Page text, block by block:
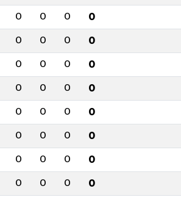
0 0 0 0
0 0 0 0
0 0 0 0
0 0 0 0
0 0 0 0
0 0 0 0
0 0 0 0
0 0 0 0